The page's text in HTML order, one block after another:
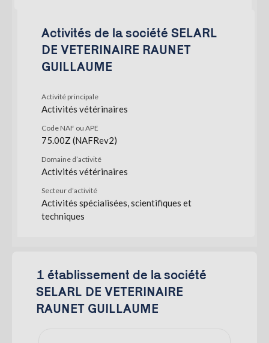
Activités de la société SELARL
DE VETERINAIRE RAUNET
GUILLAUME
Activité principale
Activités vétérinaires
Code NAF ou APE
75.00Z (NAFRev2)
Domaine d’activité
Activités vétérinaires
Secteur d’activité
Activités spécialisées, scientifiques et
techniques
1 établissement de la société
SELARL DE VETERINAIRE
RAUNET GUILLAUME